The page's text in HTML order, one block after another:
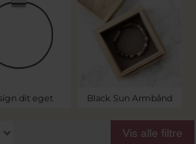
med smukke perler.
nylon og fås med
kt. guld låse.
dit eget Black Sun Armbånd
Vis alle filtre